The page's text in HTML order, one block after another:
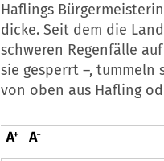
Haflings
dicke. Seit dem die
schweren Regenfälle
sie gesperrt –, tummeln
von oben aus Hafling